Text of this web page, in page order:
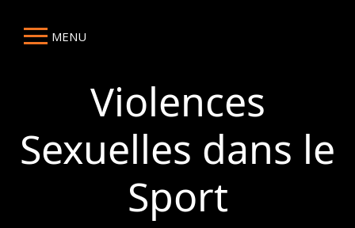
MENU
Violences
Sexuelles dans le
Sport